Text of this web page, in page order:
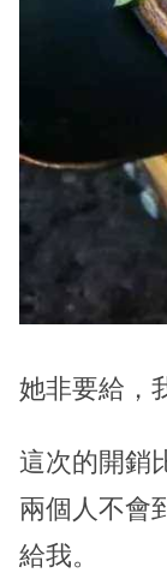
她非要給，
這次的開銷
兩個人不會
給我。